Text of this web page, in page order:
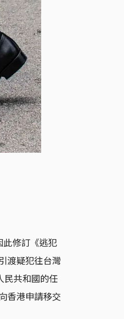
此修訂《逃犯
渡疑犯往台灣
民共和國的任
香港申請移交